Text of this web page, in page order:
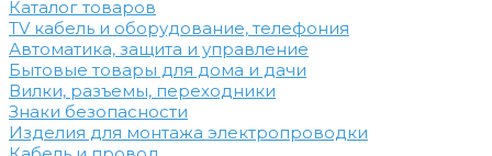
Каталог товаров
TV кабель и оборудование, телефония
Автоматика, защита и управление
Бытовые товары для дома и дачи
Вилки, разъемы, переходники
Знаки безопасности
Изделия для монтажа электропроводки